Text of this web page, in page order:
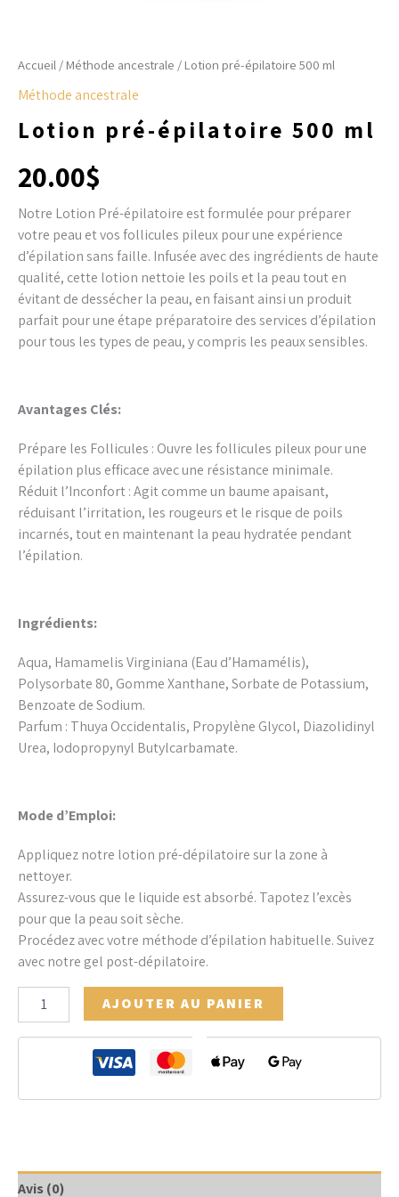
Accueil / Méthode ancestrale / Lotion pré-épilatoire 500 ml
Méthode ancestrale
Lotion pré-épilatoire 500 ml
20.00$
Notre Lotion Pré-épilatoire est formulée pour préparer
votre peau et vos follicules pileux pour une expérience
d’épilation sans faille. Infusée avec des ingrédients de haute
qualité, cette lotion nettoie les poils et la peau tout en
évitant de dessécher la peau, en faisant ainsi un produit
parfait pour une étape préparatoire des services d’épilation
pour tous les types de peau, y compris les peaux sensibles.
Avantages Clés:
Prépare les Follicules : Ouvre les follicules pileux pour une
épilation plus efficace avec une résistance minimale.
Réduit l’Inconfort : Agit comme un baume apaisant,
réduisant l’irritation, les rougeurs et le risque de poils
incarnés, tout en maintenant la peau hydratée pendant
l’épilation.
Ingrédients:
Aqua, Hamamelis Virginiana (Eau d’Hamamélis),
Polysorbate 80, Gomme Xanthane, Sorbate de Potassium,
Benzoate de Sodium.
Parfum : Thuya Occidentalis, Propylène Glycol, Diazolidinyl
Urea, Iodopropynyl Butylcarbamate.
Mode d’Emploi:
Appliquez notre lotion pré-dépilatoire sur la zone à
nettoyer.
Assurez-vous que le liquide est absorbé. Tapotez l’excès
pour que la peau soit sèche.
Procédez avec votre méthode d’épilation habituelle. Suivez
avec notre gel post-dépilatoire.
AJOUTER AU PANIER
Avis (0)